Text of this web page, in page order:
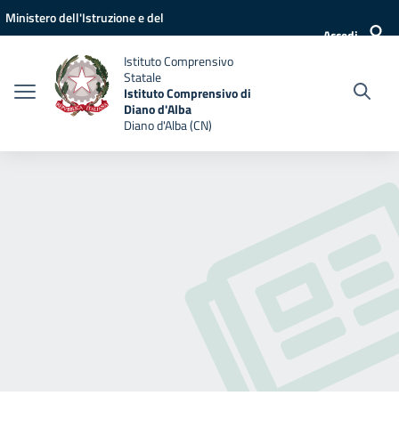
Vai ai contenuti
Vai al menu di navigazione
Vai al footer
Ministero dell'Istruzione e del
Accedi
Istituto Comprensivo
Statale
Istituto Comprensivo di
Diano d'Alba
Diano d'Alba (CN)